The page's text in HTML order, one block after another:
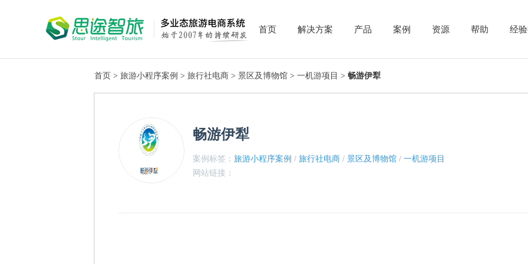
首页 解决方案 产品 案例 资源 帮助 经
首页 > 旅游小程序案例 > 旅行社电商 > 景区及博物馆 > 一机游项目 > 畅游伊犁
畅游伊犁
案例标签： 旅游小程序案例 / 旅行社电商 / 景区及博物馆 / 一机游项目
网站链接：